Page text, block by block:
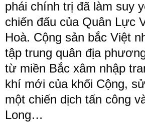
phái chính trị đã làm suy
chiến đấu của Quân Lực
Hoà. Cộng sản bắc Việt
tập trung quân địa
từ miền Bắc xâm nhập
khí mới của khối Cộng,
một chiến dịch tấn công
Long…